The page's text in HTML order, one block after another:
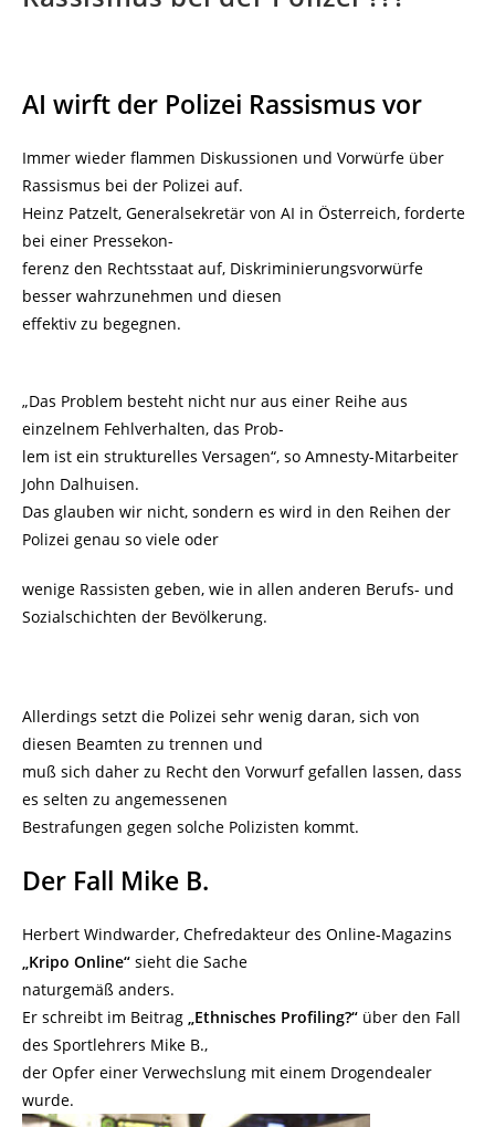
AI wirft der Polizei Rassismus vor
Immer wieder flammen Diskussionen und Vorwürfe über
Rassismus bei der Polizei auf.
Heinz Patzelt, Generalsekretär von AI in Österreich, forderte
bei einer Pressekon-
ferenz den Rechtsstaat auf, Diskriminierungsvorwürfe
besser wahrzunehmen und diesen
effektiv zu begegnen.
„Das Problem besteht nicht nur aus einer Reihe aus
einzelnem Fehlverhalten, das Prob-
lem ist ein strukturelles Versagen“, so Amnesty-Mitarbeiter
John Dalhuisen.
Das glauben wir nicht, sondern es wird in den Reihen der
Polizei genau so viele oder
wenige Rassisten geben, wie in allen anderen Berufs- und
Sozialschichten der Bevölkerung.
Allerdings setzt die Polizei sehr wenig daran, sich von
diesen Beamten zu trennen und
muß sich daher zu Recht den Vorwurf gefallen lassen, dass
es selten zu angemessenen
Bestrafungen gegen solche Polizisten kommt.
Der Fall Mike B.
Herbert Windwarder, Chefredakteur des Online-Magazins
„Kripo Online“ sieht die Sache
naturgemäß anders.
Er schreibt im Beitrag „Ethnisches Profiling?“ über den Fall
des Sportlehrers Mike B.,
der Opfer einer Verwechslung mit einem Drogendealer
wurde.